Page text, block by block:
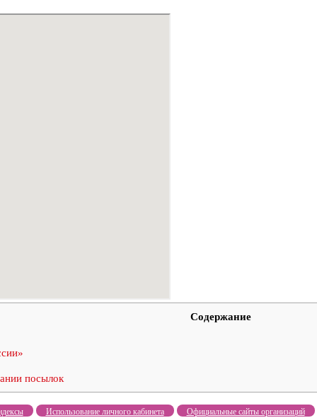
Содержание
посылок
Использование личного кабинета Официальные сайты организаций